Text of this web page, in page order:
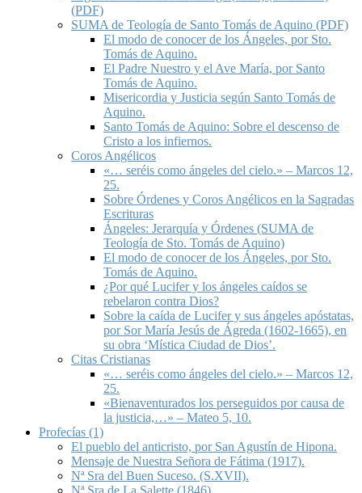
(PDF)
SUMA de Teología de Santo Tomás de Aquino (PDF)
El modo de conocer de los Ángeles, por Sto.
Tomás de Aquino.
El Padre Nuestro y el Ave María, por Santo
Tomás de Aquino.
Misericordia y Justicia según Santo Tomás de
Aquino.
Santo Tomás de Aquino: Sobre el descenso de
Cristo a los infiernos.
Coros Angélicos
«… seréis como ángeles del cielo.» – Marcos 12,
25.
Sobre Órdenes y Coros Angélicos en la Sagradas
Escrituras
Ángeles: Jerarquía y Órdenes (SUMA de
Teología de Sto. Tomás de Aquino)
El modo de conocer de los Ángeles, por Sto.
Tomás de Aquino.
¿Por qué Lucifer y los ángeles caídos se
rebelaron contra Dios?
Sobre la caída de Lucifer y sus ángeles apóstatas,
por Sor María Jesús de Ágreda (1602-1665), en
su obra ‘Mística Ciudad de Dios’.
Citas Cristianas
«… seréis como ángeles del cielo.» – Marcos 12,
25.
«Bienaventurados los perseguidos por causa de
la justicia,…» – Mateo 5, 10.
Profecías (1)
El pueblo del anticristo, por San Agustín de Hipona.
Mensaje de Nuestra Señora de Fátima (1917).
Nª Sra del Buen Suceso. (S.XVII).
Nª Sra de La Salette (1846).